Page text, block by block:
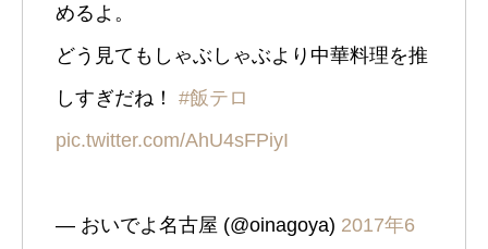
めるよ。
どう見てもしゃぶしゃぶより中華料理を推
しすぎだね！ #飯テロ
pic.twitter.com/AhU4sFPiyI
— おいでよ名古屋 (@oinagoya) 2017年6